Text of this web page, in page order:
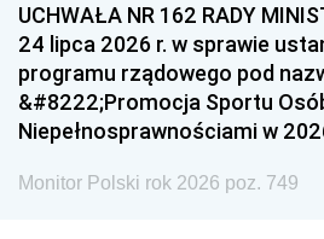
UCHWAŁA NR 162 RADY
24 lipca 2026 r. w sprawie
programu rządowego pod
&#8222;Promocja Sportu
Niepełnosprawnościami w
Monitor Polski rok 2026 poz. 749